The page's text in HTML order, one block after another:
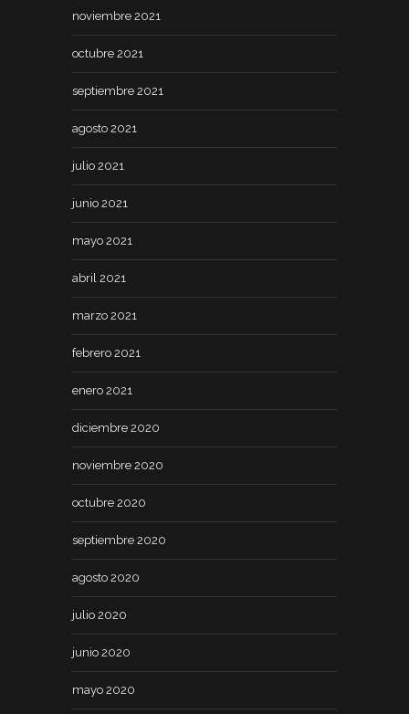
noviembre 2021
octubre 2021
septiembre 2021
agosto 2021
julio 2021
junio 2021
mayo 2021
abril 2021
marzo 2021
febrero 2021
enero 2021
diciembre 2020
noviembre 2020
octubre 2020
septiembre 2020
agosto 2020
julio 2020
junio 2020
mayo 2020